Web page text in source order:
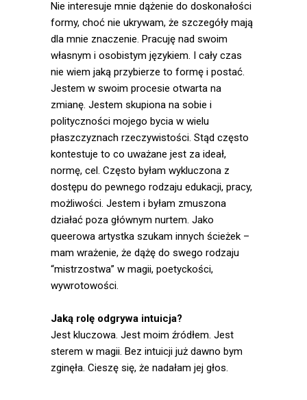
Nie interesuje mnie dążenie do doskonałości
formy, choć nie ukrywam, że szczegóły mają
dla mnie znaczenie. Pracuję nad swoim
własnym i osobistym językiem. I cały czas
nie wiem jaką przybierze to formę i postać.
Jestem w swoim procesie otwarta na
zmianę. Jestem skupiona na sobie i
polityczności mojego bycia w wielu
płaszczyznach rzeczywistości. Stąd często
kontestuje to co uważane jest za ideał,
normę, cel. Często byłam wykluczona z
dostępu do pewnego rodzaju edukacji, pracy,
możliwości. Jestem i byłam zmuszona
działać poza głównym nurtem. Jako
queerowa artystka szukam innych ścieżek –
mam wrażenie, że dążę do swego rodzaju
“mistrzostwa” w magii, poetyckości,
wywrotowości.
Jaką rolę odgrywa intuicja?
Jest kluczowa. Jest moim źródłem. Jest
sterem w magii. Bez intuicji już dawno bym
zginęła. Cieszę się, że nadałam jej głos.